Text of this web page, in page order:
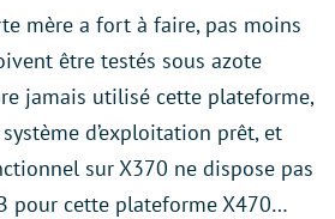
mère a fort à faire, pas moins
être testés sous azote
jamais utilisé cette plateforme,
d’exploitation prêt, et
sur X370 ne dispose pas
pour cette plateforme X470…